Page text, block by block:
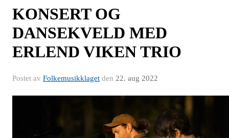
KONSERT OG
DANSEKVELD MED
ERLEND VIKEN TRIO
Postet av Folkemusikklaget den 22. aug 2022